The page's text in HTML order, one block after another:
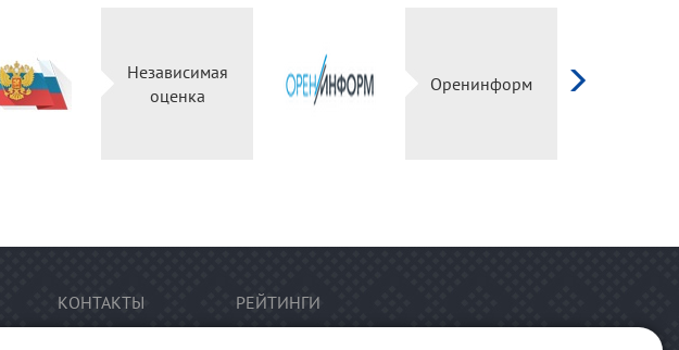
Независимая
оценка
Оренинформ
КОНТАКТЫ РЕЙТИНГИ